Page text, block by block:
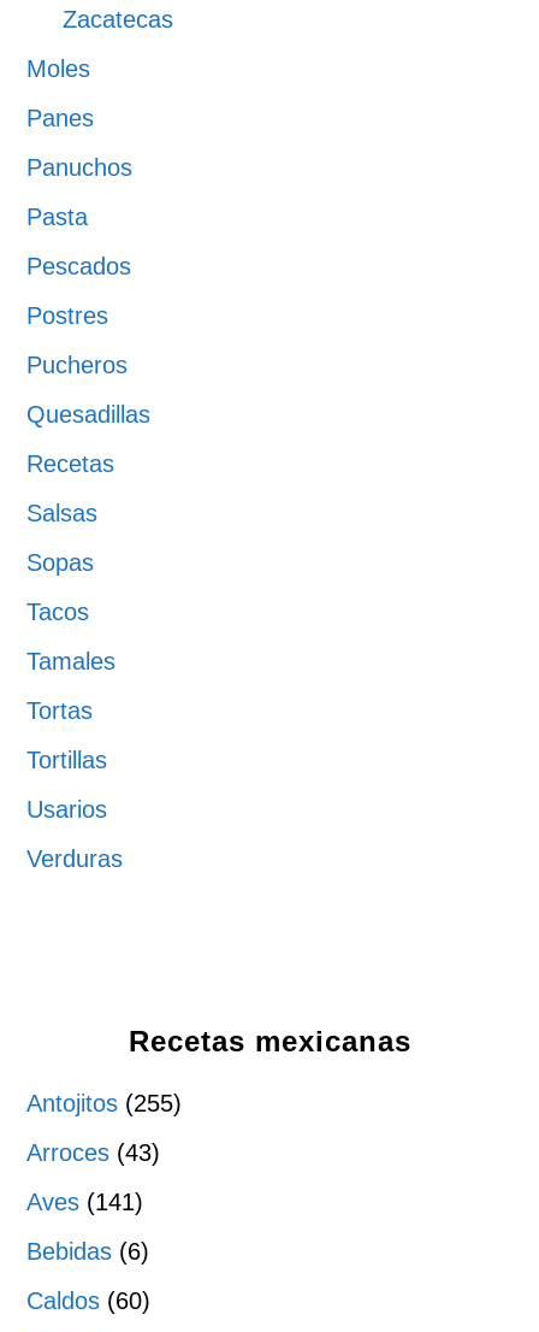
Zacatecas
Moles
Panes
Panuchos
Pasta
Pescados
Postres
Pucheros
Quesadillas
Recetas
Salsas
Sopas
Tacos
Tamales
Tortas
Tortillas
Usarios
Verduras
Recetas mexicanas
Antojitos (255)
Arroces (43)
Aves (141)
Bebidas (6)
Caldos (60)